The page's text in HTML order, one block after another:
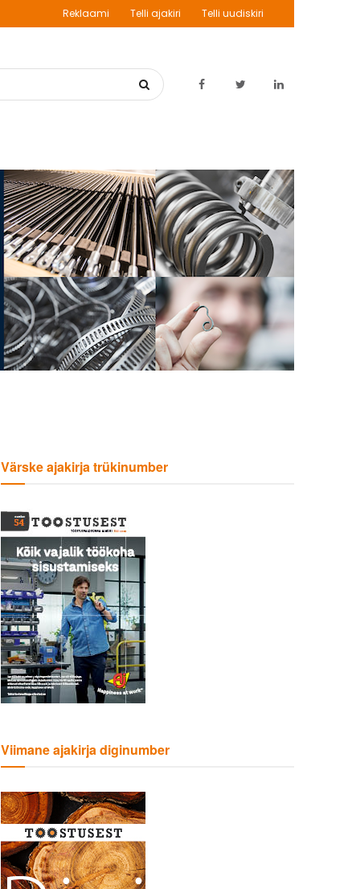
Reklaami Telli ajakiri Telli uudiskiri
Värske ajakirja trükinumber
Viimane ajakirja diginumber